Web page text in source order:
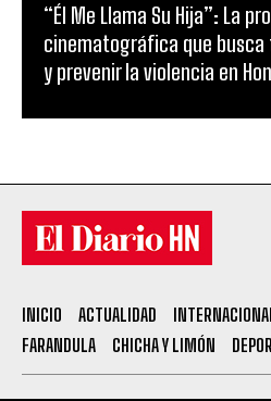
“Él Me Llama Su Hija”: La
cinematográfica que
y prevenir la violencia en
INICIO ACTUALIDAD
FARANDULA
CHICHA Y LIMÓN